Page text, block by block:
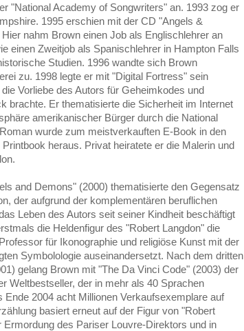
"National Academy of Songwriters" an. 1993 zog er
1995 erschien mit der CD "Angels &
nahm Brown einen Job als Englischlehrer an
einen Zweitjob als Spanischlehrer in Hampton Falls
Studien. 1996 wandte sich Brown
zu. 1998 legte er mit "Digital Fortress" sein
Vorliebe des Autors für Geheimkodes und
brachte. Er thematisierte die Sicherheit im Internet
amerikanischer Bürger durch die National
wurde zum meistverkauften E-Book in den
heraus. Privat heiratete er die Malerin und
and Demons" (2000) thematisierte den Gegensatz
der aufgrund der komplementären beruflichen
Leben des Autors seit seiner Kindheit beschäftigt
die Heldenfigur des "Robert Langdon" die
für Ikonographie und religiöse Kunst mit der
Symbolologie auseinandersetzt. Nach dem dritten
gelang Brown mit "The Da Vinci Code" (2003) der
Weltbestseller, der in mehr als 40 Sprachen
Ende 2004 acht Millionen Verkaufsexemplare auf
basiert erneut auf der Figur von "Robert
Ermordung des Pariser Louvre-Direktors und in